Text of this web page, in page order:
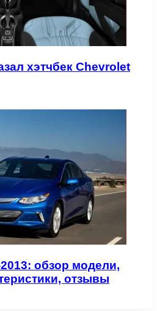
хэтчбек Chevrolet
обзор модели,
отзывы